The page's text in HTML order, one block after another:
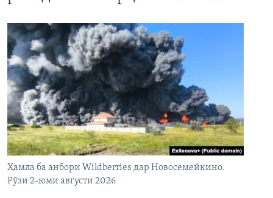
Ҳамла ба анбори Wildberries дар Новосемейкино.
Рӯзи 2-юми августи 2026